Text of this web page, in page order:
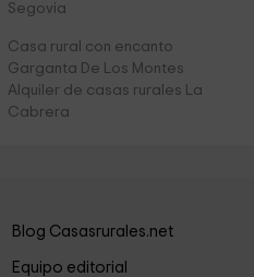
Segovia
Casa rural con encanto
Garganta De Los Montes
Alquiler de casas rurales La
Cabrera
Blog Casasrurales.net
Equipo editorial